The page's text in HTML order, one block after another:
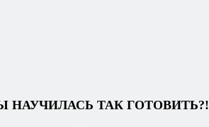
НАУЧИЛАСЬ ТАК